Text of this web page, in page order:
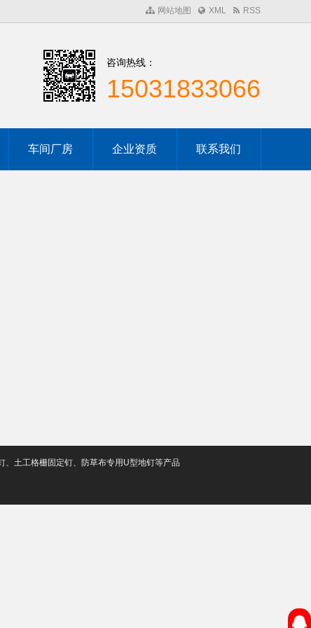
网站地图 XML RSS
咨询热线：
15031833066
车间厂房 企业资质 联系我们
、土工格栅固定钉、防草布专用U型地钉等产品